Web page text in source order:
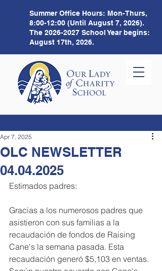
Summer Office Hours: Mon-Thurs,
8:00-12:00 (Until August 7, 2026).
The 2026-2027 School Year begins:
August 17th, 2026.
OLC NEWSLETTER
04.04.2025
Apr 7, 2025
Estimados padres:
Gracias a los numerosos padres que
asistieron con sus familias a la
recaudación de fondos de Raising
Cane's la semana pasada. Esta
recaudación generó $5,103 en ventas.